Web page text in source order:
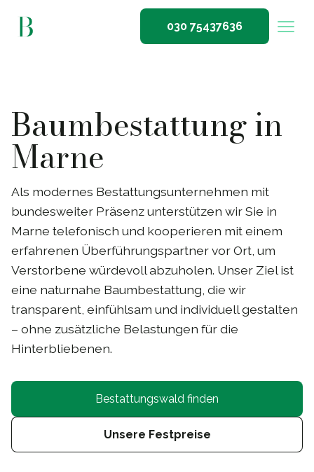
030 75437636
Baumbestattung in
Marne
Als modernes Bestattungsunternehmen mit
bundesweiter Präsenz unterstützen wir Sie in
Marne telefonisch und kooperieren mit einem
erfahrenen Überführungspartner vor Ort, um
Verstorbene würdevoll abzuholen. Unser Ziel ist
eine naturnahe Baumbestattung, die wir
transparent, einfühlsam und individuell gestalten
– ohne zusätzliche Belastungen für die
Hinterbliebenen.
Bestattungswald finden
Unsere Festpreise